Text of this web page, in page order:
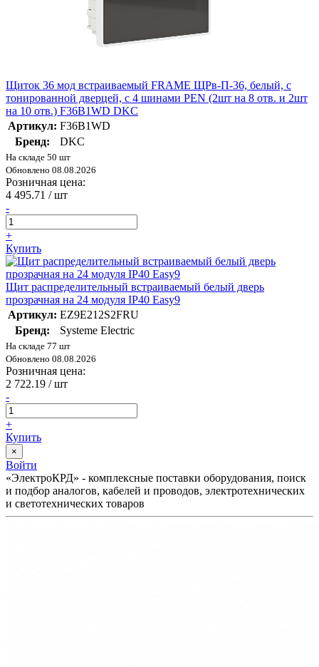
Щиток 36 мод встраиваемый FRAME ЩРв-П-36, белый, с
тонированной дверцей, с 4 шинами PEN (2шт на 8 отв. и 2шт
на 10 отв.) F36B1WD DKC
Артикул: F36B1WD
Бренд:
DKC
На складе 50 шт
Обновлено 08.08.2026
Розничная цена:
4 495.71 / шт
-
+
Купить
Щит распределительный встраиваемый белый дверь
прозрачная на 24 модуля IP40 Easy9
Артикул: EZ9E212S2FRU
Бренд:
Systeme Electric
На складе 77 шт
Обновлено 08.08.2026
Розничная цена:
2 722.19 / шт
-
+
Купить
×
Войти
«ЭлектроКРД» - комплексные поставки оборудования, поиск
и подбор аналогов, кабелей и проводов, электротехнических
и светотехнических товаров